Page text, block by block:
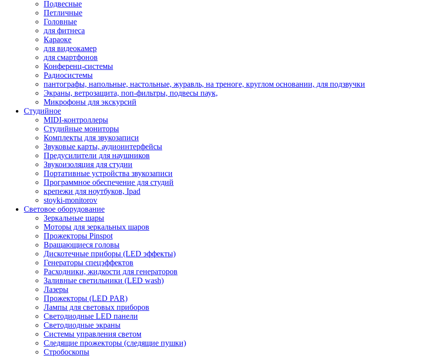
Подвесные
Петличные
Головные
для фитнеса
Караоке
для видеокамер
для смартфонов
Конференц-системы
Радиосистемы
пантографы, напольные, настольные, журавль, на треноге, круглом основании, для подзвучки
Экраны, ветрозащита, поп-фильтры, подвесы паук,
Микрофоны для экскурсий
Студийное
MIDI-контроллеры
Студийные мониторы
Комплекты для звукозаписи
Звуковые карты, аудиоинтерфейсы
Предусилители для наушников
Звукоизоляция для студии
Портативные устройства звукозаписи
Программное обеспечение для студий
крепежи для ноутбуков, Ipad
stoyki-monitorov
Световое оборудование
Зеркальные шары
Моторы для зеркальных шаров
Прожекторы Pinspot
Вращающиеся головы
Дискотечные приборы (LED эффекты)
Генераторы спецэффектов
Расходники, жидкости для генераторов
Заливные светильники (LED wash)
Лазеры
Прожекторы (LED PAR)
Лампы для световых приборов
Светодиодные LED панели
Светодиодные экраны
Системы управления светом
Следящие прожекторы (следящие пушки)
Стробоскопы